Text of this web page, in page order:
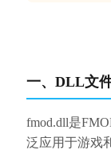
一、DLL文
fmod.dll是
泛应用于游戏